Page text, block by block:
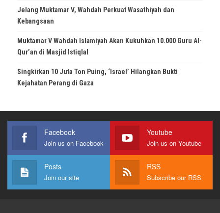
Jelang Muktamar V, Wahdah Perkuat Wasathiyah dan
Kebangsaan
Muktamar V Wahdah Islamiyah Akan Kukuhkan 10.000 Guru Al-
Qur’an di Masjid Istiqlal
Singkirkan 10 Juta Ton Puing, ‘Israel’ Hilangkan Bukti
Kejahatan Perang di Gaza
Facebook
Join us on Facebook
Youtube
Join us on Youtube
Posts
Join our site
RSS
Subscribe our RSS